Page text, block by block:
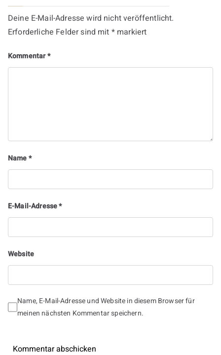
Deine E-Mail-Adresse wird nicht veröffentlicht.
Erforderliche Felder sind mit *markiert
Kommentar*
Name*
E-Mail-Adresse*
Website
Name, E-Mail-Adresse und Website in diesem Browser für
meinen nächsten Kommentar speichern.